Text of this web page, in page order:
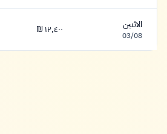
الاثنين
03/08 ١٢,٤٠٠ شيكل
١٢,٤٠٠ ₪